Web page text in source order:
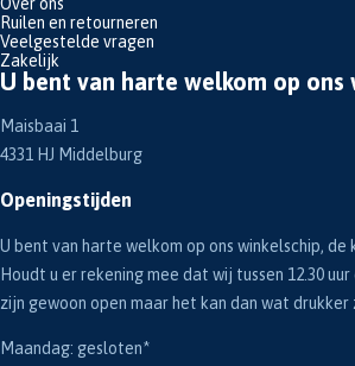
Ruilen en retourneren
Veelgestelde vragen
Zakelijk
U bent van harte welkom op ons
Maisbaai 1
4331 HJ Middelburg
Openingstijden
U bent van harte welkom op ons winkelschip,
Houdt u er rekening mee dat wij tussen 12.30 uur
zijn gewoon open maar het kan dan wat drukker
Maandag: gesloten*